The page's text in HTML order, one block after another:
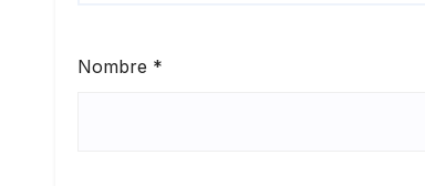
Nombre *